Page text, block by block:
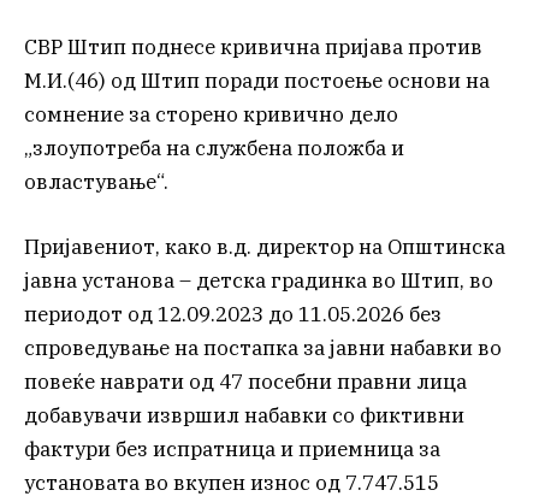
СВР Штип поднесе кривична пријава против
М.И.(46) од Штип поради постоење основи на
сомнение за сторено кривично дело
„злоупотреба на службена положба и
овластување“.
Пријавениот, како в.д. директор на Општинска
јавна установа – детска градинка во Штип, во
периодот од 12.09.2023 до 11.05.2026 без
спроведување на постапка за јавни набавки во
повеќе наврати од 47 посебни правни лица
добавувачи извршил набавки со фиктивни
фактури без испратница и приемница за
установата во вкупен износ од 7.747.515